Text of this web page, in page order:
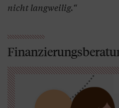
nicht langweilig.“